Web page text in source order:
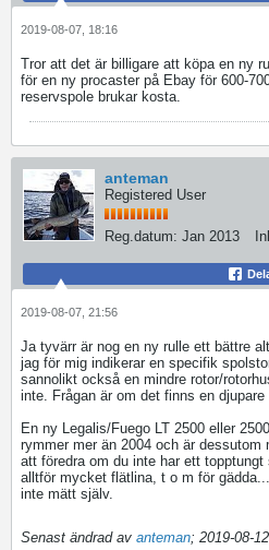
2019-08-07, 18:16
Tror att det är billigare att köpa en ny
för en ny procaster på Ebay för 600-
reservspole brukar kosta.
anteman
Registered User
Reg.datum: Jan 2013
2019-08-07, 21:56
Ja tyvärr är nog en ny rulle ett bättre
jag för mig indikerar en specifik
sannolikt också en mindre rotor/
inte. Frågan är om det finns en
En ny Legalis/Fuego LT 2500 eller
rymmer mer än 2004 och är
att föredra om du inte har ett
alltför mycket flätlina, t o m för
inte mätt själv.
Senast ändrad av anteman; 2019-08-